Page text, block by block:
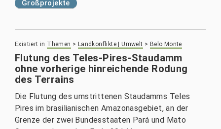
Großprojekte
Existiert in Themen > Landkonflikte | Umwelt > Belo Monte
Flutung des Teles-Pires-Staudamm
ohne vorherige hinreichende Rodung
des Terrains
Die Flutung des umstrittenen Staudamms Teles
Pires im brasilianischen Amazonasgebiet, an der
Grenze der zwei Bundesstaaten Pará und Mato